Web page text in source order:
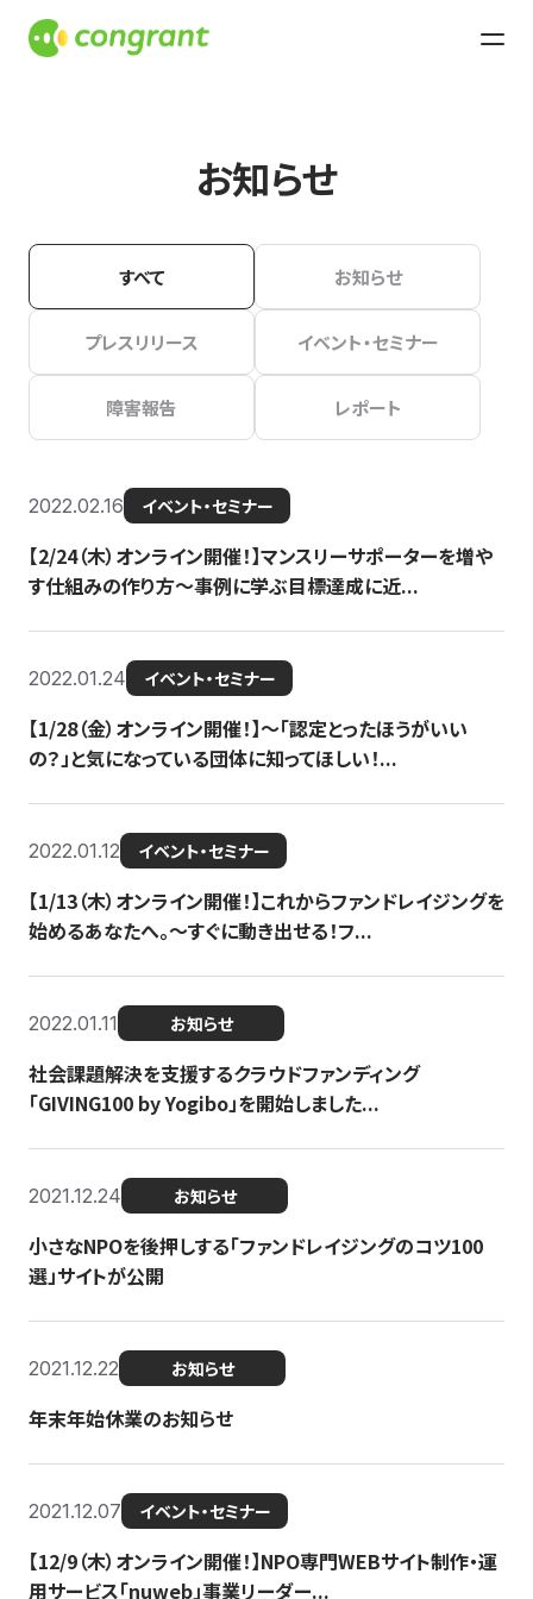
お知らせ
すべて お知らせ
プレスリリース イベント・セミナー
障害報告 レポート
2022.02.16 イベント・セミナー
【2/24（木）オンライン開催！】マンスリーサポーターを増や
す仕組みの作り方〜事例に学ぶ目標達成に近...
2022.01.24 イベント・セミナー
【1/28（金）オンライン開催！】〜「認定とったほうがいい
の？」と気になっている団体に知ってほしい！...
2022.01.12 イベント・セミナー
【1/13（木）オンライン開催！】これからファンドレイジングを
始めるあなたへ。〜すぐに動き出せる！フ...
2022.01.11 お知らせ
社会課題解決を支援するクラウドファンディング
「GIVING100 by Yogibo」を開始しました...
2021.12.24 お知らせ
小さなNPOを後押しする「ファンドレイジングのコツ100
選」サイトが公開
2021.12.22 お知らせ
年末年始休業のお知らせ
2021.12.07 イベント・セミナー
【12/9（木）オンライン開催！】NPO専門WEBサイト制作・運
用サービス「nuweb」事業リーダー...